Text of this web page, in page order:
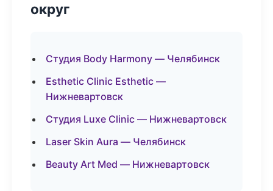
округ
Студия Body Harmony — Челябинск
Esthetic Clinic Esthetic —
Нижневартовск
Студия Luxe Clinic — Нижневартовск
Laser Skin Aura — Челябинск
Beauty Art Med — Нижневартовск